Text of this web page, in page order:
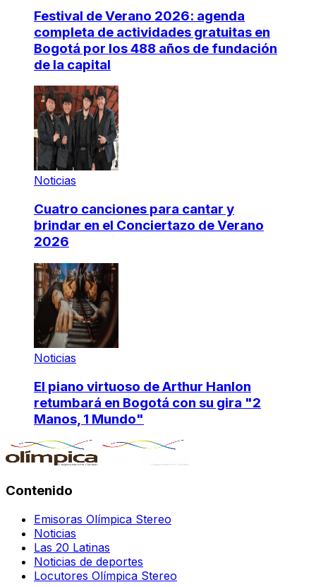
Festival de Verano 2026: agenda
completa de actividades gratuitas en
Bogotá por los 488 años de fundación
de la capital
Noticias
Cuatro canciones para cantar y
brindar en el Conciertazo de Verano
2026
Noticias
El piano virtuoso de Arthur Hanlon
retumbará en Bogotá con su gira "2
Manos, 1 Mundo"
Contenido
Emisoras Olímpica Stereo
Noticias
Las 20 Latinas
Noticias de deportes
Locutores Olímpica Stereo